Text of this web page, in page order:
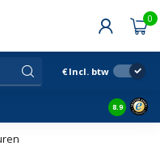
0
€ Incl. btw
Snelle
8.9